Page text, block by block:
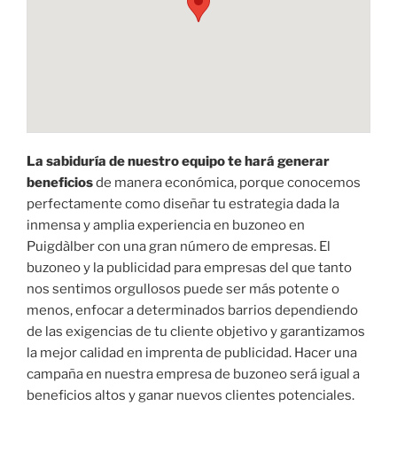
La sabiduría de nuestro equipo te hará generar
beneficiosde manera económica, porque conocemos
perfectamente como diseñar tu estrategia dada la
inmensa y amplia experiencia en buzoneo en
Puigdàlber con una gran número de empresas. El
buzoneo y la publicidad para empresas del que tanto
nos sentimos orgullosos puede ser más potente o
menos, enfocar a determinados barrios dependiendo
de las exigencias de tu cliente objetivo y garantizamos
la mejor calidad en imprenta de publicidad. Hacer una
campaña en nuestra empresa de buzoneo será igual a
beneficios altos y ganar nuevos clientes potenciales.